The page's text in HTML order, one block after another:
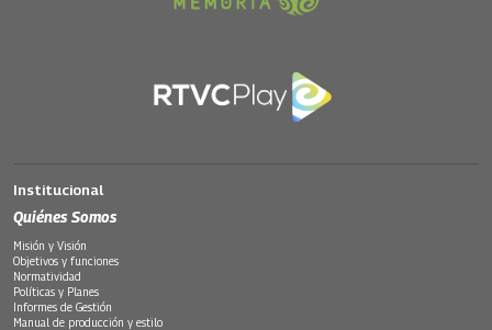
Institucional
Quiénes Somos
Misión y Visión
Objetivos y funciones
Normatividad
Políticas y Planes
Informes de Gestión
Manual de producción y estilo